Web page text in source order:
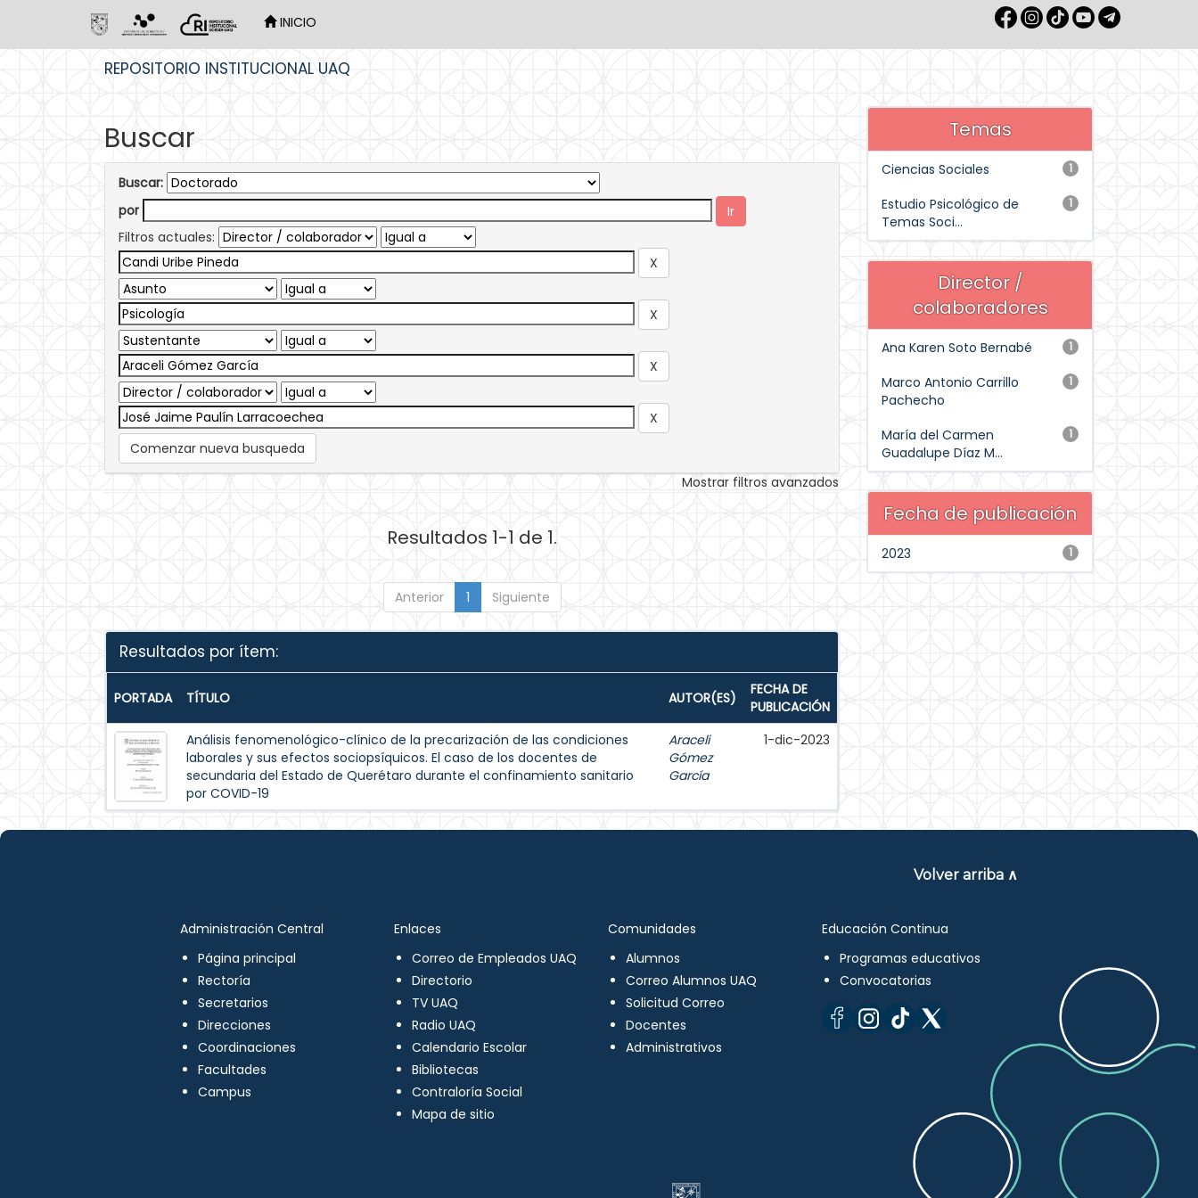
INICIO
REPOSITORIO INSTITUCIONAL UAQ
Buscar
Buscar:
por
Filtros actuales:
Comenzar nueva busqueda
Mostrar filtros avanzados
Resultados 1-1 de 1.
Anterior 1 Siguiente
Resultados por ítem:
PORTADA TÍTULO AUTOR(ES)
FECHA DE
PUBLICACIÓN
Análisis fenomenológico-clínico de la precarización de las condiciones
laborales y sus efectos sociopsíquicos. El caso de los docentes de
secundaria del Estado de Querétaro durante el confinamiento sanitario
por COVID-19
Araceli
Gómez
García
1-dic-2023
Temas
1
Ciencias Sociales
1
Estudio Psicológico de
Temas Soci...
Director /
colaboradores
1
Ana Karen Soto Bernabé
1
Marco Antonio Carrillo
Pachecho
1
María del Carmen
Guadalupe Díaz M...
Fecha de publicación
1
2023
Volver arriba ∧
Administración Central
Página principal
Rectoría
Secretarios
Direcciones
Coordinaciones
Facultades
Campus
Enlaces
Correo de Empleados UAQ
Directorio
TV UAQ
Radio UAQ
Calendario Escolar
Bibliotecas
Contraloría Social
Mapa de sitio
Comunidades
Alumnos
Correo Alumnos UAQ
Solicitud Correo
Docentes
Administrativos
Educación Continua
Programas educativos
Convocatorias